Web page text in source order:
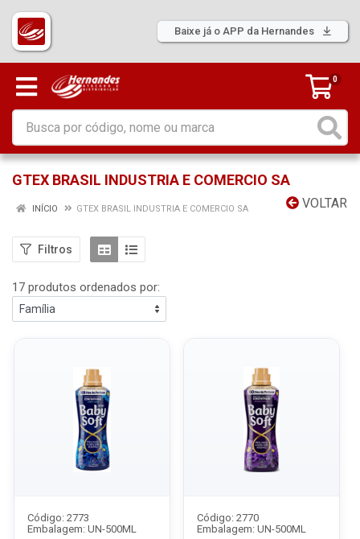
Baixe já o APP da Hernandes
0
GTEX BRASIL INDUSTRIA E COMERCIO SA
VOLTAR
INÍCIO GTEX BRASIL INDUSTRIA E COMERCIO SA
Filtros
17 produtos ordenados por:
Código: 2773
Embalagem: UN-500ML
Código: 2770
Embalagem: UN-500ML